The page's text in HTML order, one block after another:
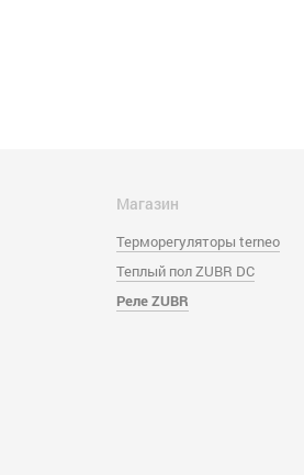
Магазин
Терморегуляторы terneo
Теплый пол ZUBR DC
Реле ZUBR